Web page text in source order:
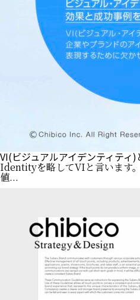
VI(ビジュアルアイデンティティ)
Identityを略してVIと言います
値...